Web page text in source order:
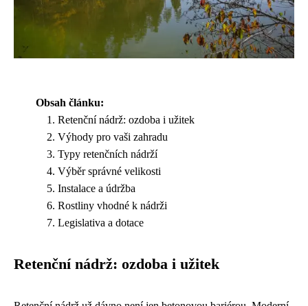
Obsah článku:
Retenční nádrž: ozdoba i užitek
Výhody pro vaši zahradu
Typy retenčních nádrží
Výběr správné velikosti
Instalace a údržba
Rostliny vhodné k nádrži
Legislativa a dotace
Retenční nádrž: ozdoba i užitek